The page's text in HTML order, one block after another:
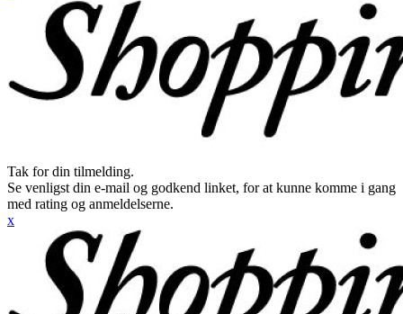
Tak for din tilmelding.
Se venligst din e-mail og godkend linket, for at kunne komme i gang
med rating og anmeldelserne.
x